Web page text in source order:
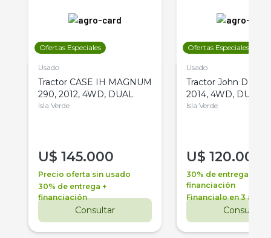
Ofertas Especiales
Usado
Tractor CASE IH MAGNUM
290, 2012, 4WD, DUAL
Isla Verde
U$ 145.000
Precio oferta sin usado
30% de entrega +
financiación
Consultar
Ofertas Especiales
Usado
Tractor John Deere
2014, 4WD, DUAL
Isla Verde
U$ 120.000
30% de entrega +
financiación
Financialo en 3 años
Consultar